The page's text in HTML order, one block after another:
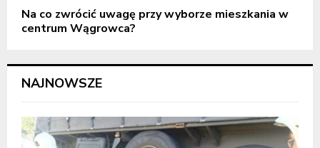
Na co zwrócić uwagę przy wyborze mieszkania w
centrum Wągrowca?
NAJNOWSZE